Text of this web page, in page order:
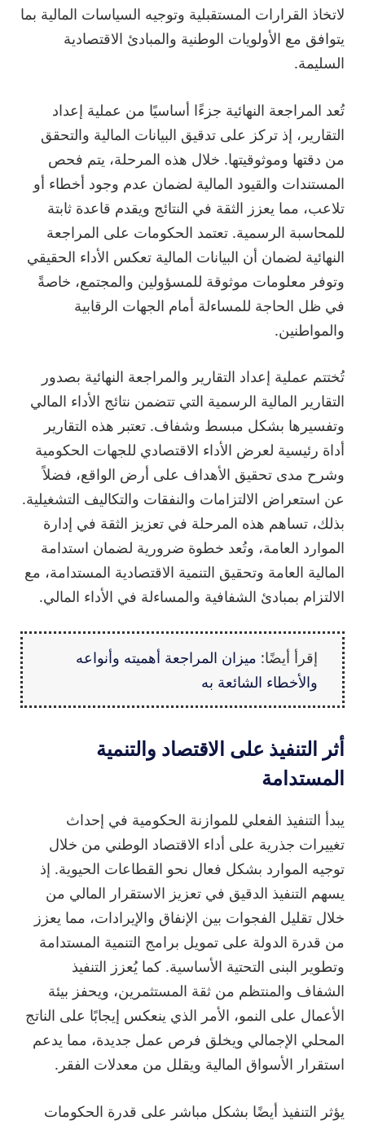
لاتخاذ القرارات المستقبلية وتوجيه السياسات المالية بما
يتوافق مع الأولويات الوطنية والمبادئ الاقتصادية
السليمة.
تُعد المراجعة النهائية جزءًا أساسيًا من عملية إعداد
التقارير، إذ تركز على تدقيق البيانات المالية والتحقق
من دقتها وموثوقيتها. خلال هذه المرحلة، يتم فحص
المستندات والقيود المالية لضمان عدم وجود أخطاء أو
تلاعب، مما يعزز الثقة في النتائج ويقدم قاعدة ثابتة
للمحاسبة الرسمية. تعتمد الحكومات على المراجعة
النهائية لضمان أن البيانات المالية تعكس الأداء الحقيقي
وتوفر معلومات موثوقة للمسؤولين والمجتمع، خاصةً
في ظل الحاجة للمساءلة أمام الجهات الرقابية
والمواطنين.
تُختتم عملية إعداد التقارير والمراجعة النهائية بصدور
التقارير المالية الرسمية التي تتضمن نتائج الأداء المالي
وتفسيرها بشكل مبسط وشفاف. تعتبر هذه التقارير
أداة رئيسية لعرض الأداء الاقتصادي للجهات الحكومية
وشرح مدى تحقيق الأهداف على أرض الواقع، فضلاً
عن استعراض الالتزامات والنفقات والتكاليف التشغيلية.
بذلك، تساهم هذه المرحلة في تعزيز الثقة في إدارة
الموارد العامة، وتُعد خطوة ضرورية لضمان استدامة
المالية العامة وتحقيق التنمية الاقتصادية المستدامة، مع
الالتزام بمبادئ الشفافية والمساءلة في الأداء المالي.
إقرأ أيضًا: ميزان المراجعة أهميته وأنواعه
والأخطاء الشائعة به
أثر التنفيذ على الاقتصاد والتنمية
المستدامة
يبدأ التنفيذ الفعلي للموازنة الحكومية في إحداث
تغييرات جذرية على أداء الاقتصاد الوطني من خلال
توجيه الموارد بشكل فعال نحو القطاعات الحيوية. إذ
يسهم التنفيذ الدقيق في تعزيز الاستقرار المالي من
خلال تقليل الفجوات بين الإنفاق والإيرادات، مما يعزز
من قدرة الدولة على تمويل برامج التنمية المستدامة
وتطوير البنى التحتية الأساسية. كما يُعزز التنفيذ
الشفاف والمنتظم من ثقة المستثمرين، ويحفز بيئة
الأعمال على النمو، الأمر الذي ينعكس إيجابًا على الناتج
المحلي الإجمالي ويخلق فرص عمل جديدة، مما يدعم
استقرار الأسواق المالية ويقلل من معدلات الفقر.
يؤثر التنفيذ أيضًا بشكل مباشر على قدرة الحكومات